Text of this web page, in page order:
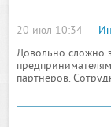
20 июл 10:34
Довольно сложно
партнеров.
годах